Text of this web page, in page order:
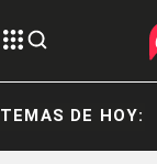
TEMAS DE HOY: